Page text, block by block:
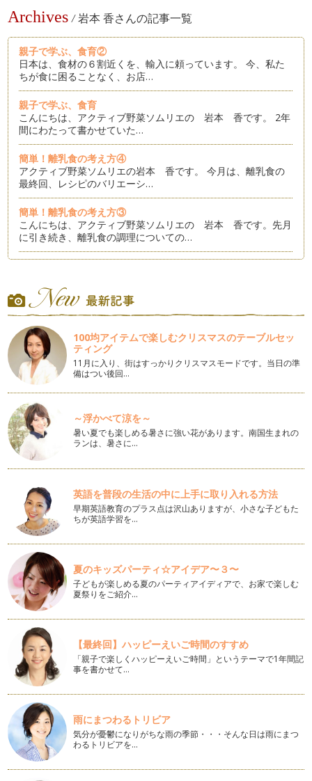
Archives / 岩本 香さんの記事一覧
親子で学ぶ、食育②
日本は、食材の６割近くを、輸入に頼っています。 今、私た
ちが食に困ることなく、お店…
親子で学ぶ、食育
こんにちは、アクティブ野菜ソムリエの 岩本 香です。 2年
間にわたって書かせていた…
簡単！離乳食の考え方④
アクティブ野菜ソムリエの岩本 香です。 今月は、離乳食の
最終回、レシピのバリエーシ…
簡単！離乳食の考え方③
こんにちは、アクティブ野菜ソムリエの 岩本 香です。先月
に引き続き、離乳食の調理についての…
す。 今月も、前回に引き続…
簡単！離乳食の考え方
こんにちは、アクティブ野菜ソムリエの岩本 香です。 今回
のテーマは、「離乳食」に…
子どもも好きになる！スムージーを始めよう！
皆さん こんにちは。アクティブ野菜ソムリエの岩本 香で
好き嫌いと偏食
こんにちは、アクティブ野菜ソムリエの岩本 香です。 今年
の5月は、ずいぶん早く夏日…
こんにちは、アクティブ野菜ソムリエの岩本 香です。 ５月
に入り、あっという間に立夏…
だしを簡単に使おう！
こんにちは、アクティブ野菜ソムリエの岩本 香です。桜の花
も咲き、季節は春になりました！ …
紫キャベツを楽しもう♪
梅の花が咲き、春が近づいているのを感じますね！ こんにち
は、アクティブ野菜ソムリエの岩本香…
冬の優れ野菜「芽キャベツ」
こんにちは！ アクティブ野菜ソムリエの岩本 香です。 一
年間の執筆に引き続き、月に一回…
「野菜ぎらい」はなぜ、生まれる？
こんにちは、アクティブ野菜ソムリエの岩本 香です。新しい
年を迎えられ、大切な家族と素敵な時…
親子で野菜のブーケを作ろう♪
こんにちは！ アクティブ野菜ソムリエの岩本 香です。 私
たち…
100均アイテムで楽しむクリスマスのテーブルセッ
ティング
11月に入り、街はすっかりクリスマスモードです。当日の準
備はつい後回…
～浮かべて涼を～
暑い夏でも楽しめる暑さに強い花があります。南国生まれの
ランは、暑さに…
英語を普段の生活の中に上手に取り入れる方法
早期英語教育のプラス点は沢山ありますが、小さな子どもた
ちが英語学習を…
夏のキッズパーティ☆アイデア〜３〜
子どもが楽しめる夏のパーティアイディアで、お家で楽しむ
夏祭りをご紹介…
【最終回】ハッピーえいご時間のすすめ
「親子で楽しくハッピーえいご時間」というテーマで1年間記
事を書かせて…
雨にまつわるトリビア
気分が憂鬱になりがちな雨の季節・・・そんな日は雨にまつ
わるトリビアを…